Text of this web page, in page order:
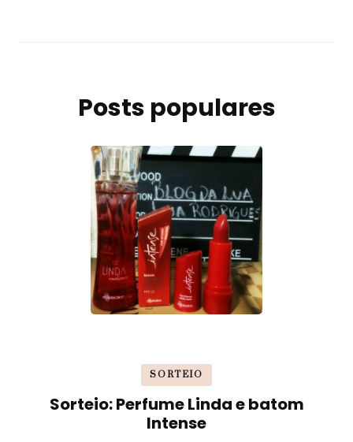
Posts populares
SORTEIO
Sorteio: Perfume Linda e batom
Intense